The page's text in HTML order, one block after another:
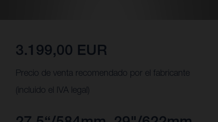
3.199,00 EUR
Precio de venta recomendado por el fabricante
(incluido el IVA legal)